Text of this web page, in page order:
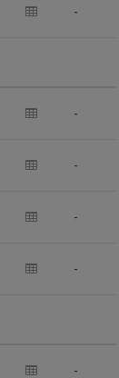
-
-
-
-
-
-